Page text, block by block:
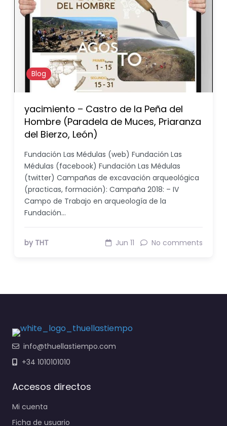
Blog
yacimiento – Castro de la Peña del
Hombre (Paradela de Muces, Priaranza
del Bierzo, León)
Fundación Las Médulas (web) Fundación Las
Médulas (facebook) Fundación Las Médulas
(twitter) Campañas de excavación arqueológica
(practicas, formación): Campaña 2018: – IV
Campo de Trabajo en arqueología de la
Fundación…
by THT Jun 11 No comments
info@thuellastiempo.com
+34 1010101010
Accesos directos
Mi cuenta
Ficha de usuario